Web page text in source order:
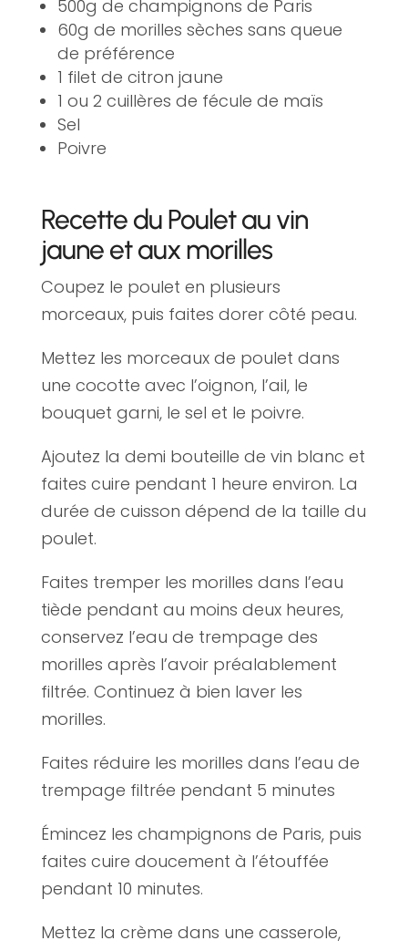
500g de champignons de Paris
60g de morilles sèches sans queue
de préférence
1 filet de citron jaune
1 ou 2 cuillères de fécule de maïs
Sel
Poivre
Recette du Poulet au vin
jaune et aux morilles
Coupez le poulet en plusieurs
morceaux, puis faites dorer côté peau.
Mettez les morceaux de poulet dans
une cocotte avec l’oignon, l’ail, le
bouquet garni, le sel et le poivre.
Ajoutez la demi bouteille de vin blanc et
faites cuire pendant 1 heure environ. La
durée de cuisson dépend de la taille du
poulet.
Faites tremper les morilles dans l’eau
tiède pendant au moins deux heures,
conservez l’eau de trempage des
morilles après l’avoir préalablement
filtrée. Continuez à bien laver les
morilles.
Faites réduire les morilles dans l’eau de
trempage filtrée pendant 5 minutes
Émincez les champignons de Paris, puis
faites cuire doucement à l’étouffée
pendant 10 minutes.
Mettez la crème dans une casserole,